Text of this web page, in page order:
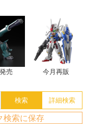
売 今月再販
検索に保存